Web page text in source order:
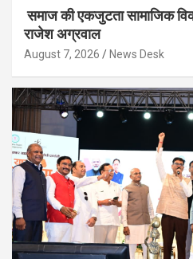
समाज की एकजुटता सामाजिक
राजेश अग्रवाल
August 7, 2026 News Desk